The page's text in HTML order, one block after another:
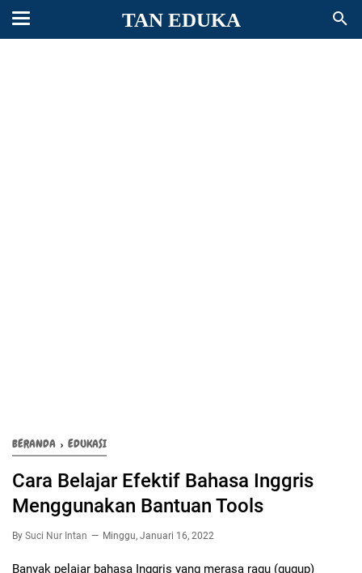
TAN EDUKA
BERANDA › EDUKASI
Cara Belajar Efektif Bahasa Inggris
Menggunakan Bantuan Tools
By Suci Nur Intan Minggu, Januari 16, 2022
Banyak pelajar bahasa Inggris yang merasa ragu (gugup)